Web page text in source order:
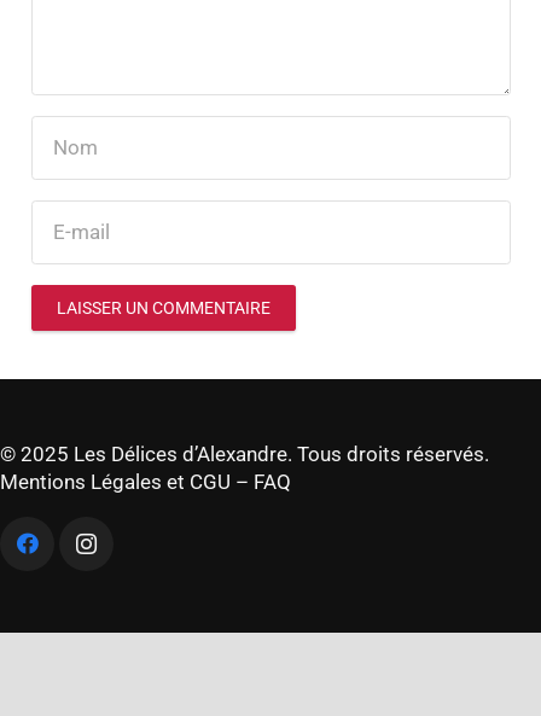
LAISSER UN COMMENTAIRE
© 2025 Les Délices d’Alexandre. Tous droits réservés.
Mentions Légales et CGU – FAQ